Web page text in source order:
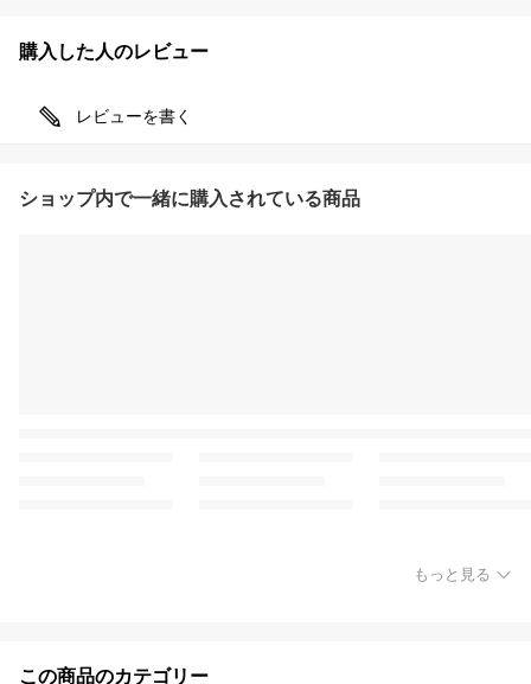
購入した人のレビュー
レビューを書く
ショップ内で一緒に購入されている商品
もっと見る
この商品のカテゴリー